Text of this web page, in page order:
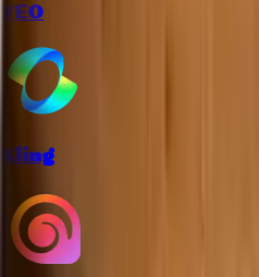
VEO
Kling